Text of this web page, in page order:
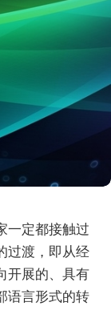
一定都接触过
过渡，即从经
开展的、具有
语言形式的转